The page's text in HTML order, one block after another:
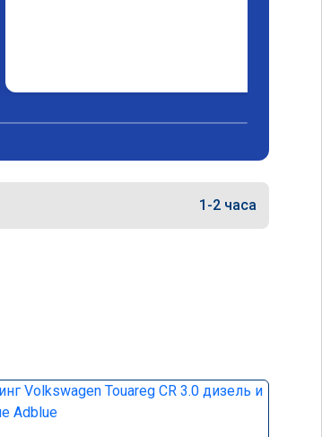
1-2 часа